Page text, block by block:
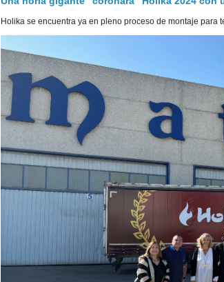
Holika se encuentra ya en pleno proceso de montaje para